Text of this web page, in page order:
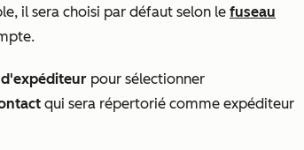
il sera choisi par défaut selon le fuseau
pour sélectionner
qui sera répertorié comme expéditeur